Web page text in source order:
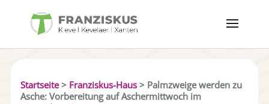
Startseite> Franziskus-Haus> Palmzweige werden zu
Asche: Vorbereitung auf Aschermittwoch im